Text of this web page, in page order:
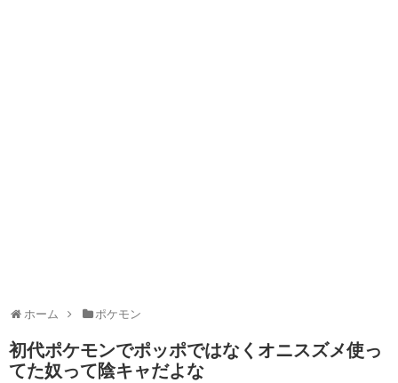
ホーム ポケモン
初代ポケモンでポッポではなくオニスズメ使っ
てた奴って陰キャだよな